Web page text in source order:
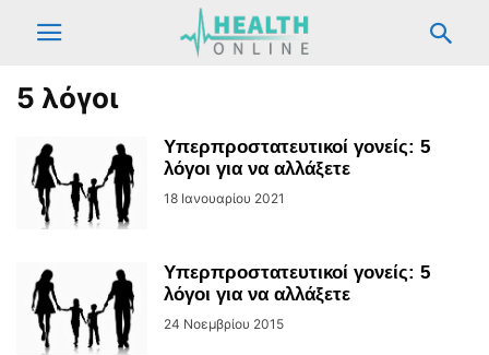
5 λόγοι
Υπερπροστατευτικοί γονείς: 5
λόγοι για να αλλάξετε
18 Ιανουαρίου 2021
Υπερπροστατευτικοί γονείς: 5
λόγοι για να αλλάξετε
24 Νοεμβρίου 2015